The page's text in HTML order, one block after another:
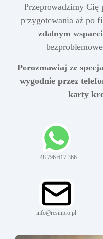
Przeprowadzimy Cię
przygotowania aż po
zdalnym
Porozmawiaj ze
wygodnie przez
karty
+48 796 617 366
info@resinpro.pl